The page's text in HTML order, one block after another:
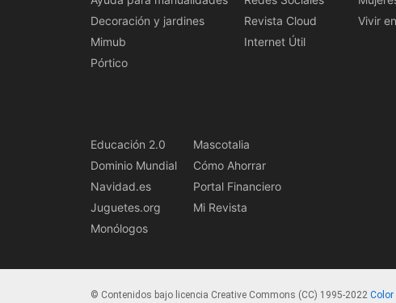
Decoración y jardines
Mimub
Pórtico
Revista Cloud
Internet Útil
Vivir
Educación 2.0
Dominio Mundial
Navidad.es
Juguetes.org
Monólogos
Mascotalia
Cómo Ahorrar
Portal Financiero
Mi Revista
© Contenidos bajo licencia Creative Commons (CC) 1995-2022 Color